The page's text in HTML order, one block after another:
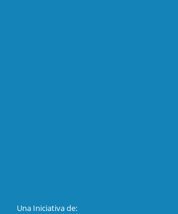
Una Iniciativa de: